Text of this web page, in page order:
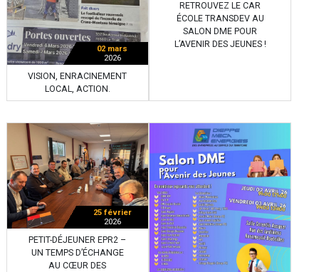
02 mars
2026
VISION, ENRACINEMENT
LOCAL, ACTION.
RETROUVEZ LE CAR
ÉCOLE TRANSDEV AU
SALON DME POUR
L’AVENIR DES JEUNES !
25 février
2026
PETIT-DÉJEUNER EPR2 –
UN TEMPS D’ÉCHANGE
AU CŒUR DES